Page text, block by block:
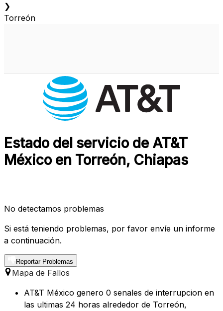
❯
Torreón
Estado del servicio de AT&T
México en Torreón, Chiapas
No detectamos problemas
Si está teniendo problemas, por favor envíe un informe
a continuación.
Reportar Problemas
Mapa de Fallos
AT&T México genero 0 senales de interrupcion en
las ultimas 24 horas alrededor de Torreón,